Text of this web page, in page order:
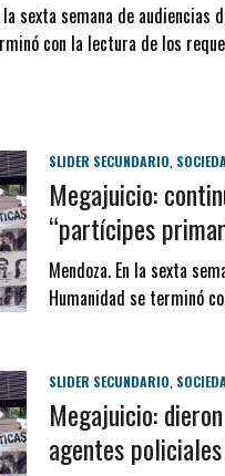
la sexta semana de
con la lectura de los
SLIDER SECUNDARIO
Megajuicio:
“partícipes
Mendoza. En la sexta
Humanidad se terminó
SLIDER SECUNDARIO
Megajuicio:
agentes